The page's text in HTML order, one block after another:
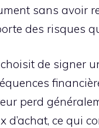
sans avoir
des risques
de signer
perd
d’achat, ce qui